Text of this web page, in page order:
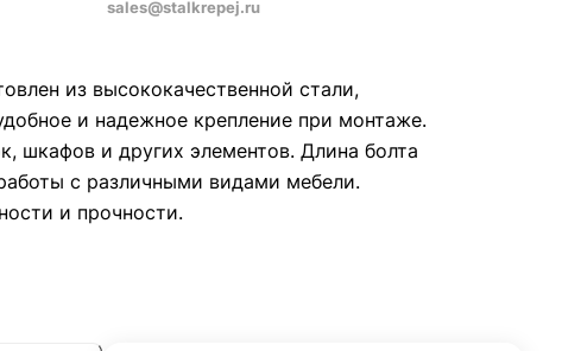
sales@stalkrepej.ru
из высококачественной стали,
и надежное крепление при монтаже.
шкафов и других элементов. Длина болта
с различными видами мебели.
и прочности.